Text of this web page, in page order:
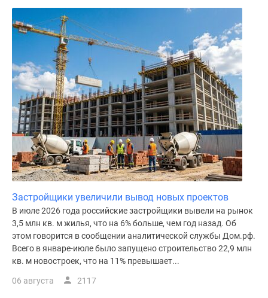
Застройщики увеличили вывод новых проектов
В июле 2026 года российские застройщики вывели на рынок
3,5 млн кв. м жилья, что на 6% больше, чем год назад. Об
этом говорится в сообщении аналитической службы Дом.рф.
Всего в январе-июле было запущено строительство 22,9 млн
кв. м новостроек, что на 11% превышает...
06 августа 2117